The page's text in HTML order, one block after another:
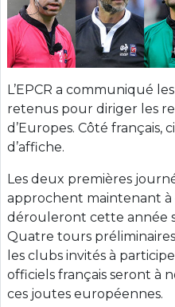
L’EPCR a communiqué
retenus pour diriger les
d’Europes. Côté français,
d’affiche.
Les deux premières
approchent maintenant à
dérouleront cette année
Quatre tours
les clubs invités à
officiels français seront à
ces joutes européennes.